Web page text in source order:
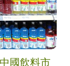
國飲料市